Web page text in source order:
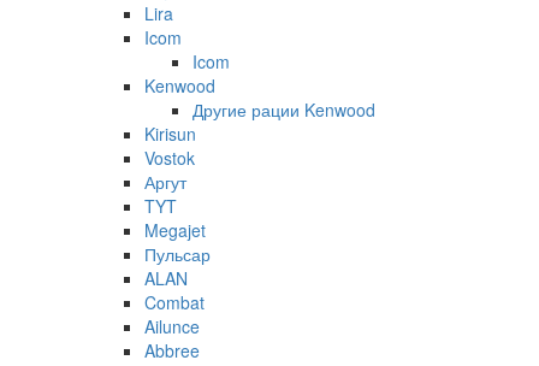
Lira
Icom
Icom
Kenwood
Другие рации Kenwood
Kirisun
Vostok
Аргут
TYT
Megajet
Пульсар
ALAN
Combat
Ailunce
Abbree